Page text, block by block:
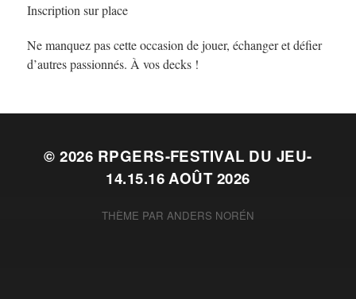
Inscription sur place
Ne manquez pas cette occasion de jouer, échanger et défier
d’autres passionnés. À vos decks !
© 2026 RPGERS-FESTIVAL DU JEU-
14.15.16 AOÛT 2026
THÈME PAR ANDERS NORÉN